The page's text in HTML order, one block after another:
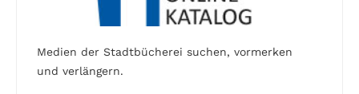
Medien der Stadtbücherei suchen, vormerken
und verlängern.